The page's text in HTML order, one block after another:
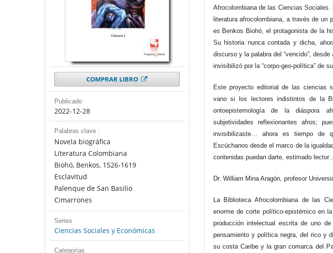
COMPRAR LIBRO
Publicado
2022-12-28
Palabras clave :
Novela biográfica
Literatura Colombiana
Biohó, Benkos, 1526-1619
Esclavitud
Palenque de San Basilio
Cimarrones
Series
Ciencias Sociales y Económicas
Categorías
Afrocolombiana de las Ciencias
literatura afrocolombiana, a través de un
es Benkos Biohó, el protagonista de la
Su historia nunca contada y dicha,
discurso y la palabra del “vencido”,
invisibilizó por la “corpo-geo-política” de
Este proyecto editorial de las ciencias
vano si los lectores indistintos de la
ontoepistemología de la diáspora
subjetividades reflexionantes afros;
invisibilizaste… ahora es tiempo de
Escúchanos desde el marco de la
contenidas puedan darte, estimado lector…
Dr. William Mina Aragón, profesor
La Biblioteca Afrocolombiana de las
enorme de corte político-epistémico en
producción intelectual escrita de uno
pensamiento y política negra, del rico y
su costa Caribe y la gran comarca del